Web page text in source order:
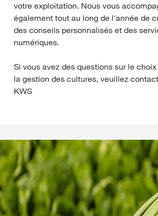
votre exploitation. Nous vous
également tout au long de l'année de
des conseils personnalisés et des
numériques.
Si vous avez des questions sur le
la gestion des cultures, veuillez
KWS